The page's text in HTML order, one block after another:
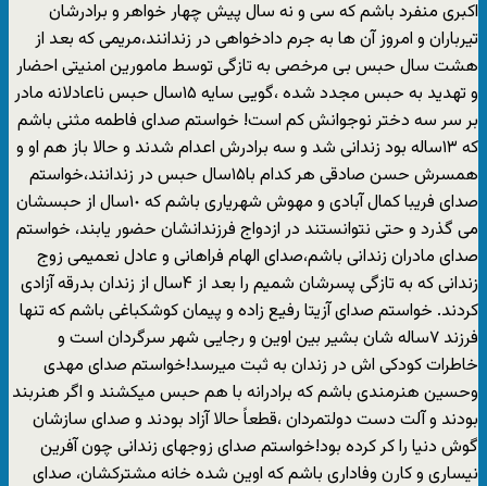
اکبری منفرد باشم که سی و نه سال پیش چهار خواهر و برادرشان
تیرباران و امروز آن ها به جرم دادخواهی در زندانند،مریمی که بعد از
هشت سال حبس بی مرخصی به تازگی توسط مامورین امنیتی احضار
و تهدید به حبس مجدد شده ،گویی سایه ١۵سال حبس ناعادلانه مادر
بر سر سه دختر نوجوانش کم است! خواستم صدای فاطمه مثنی باشم
که ١٣ساله بود زندانی شد و سه برادرش اعدام شدند و حالا باز هم او و
همسرش حسن صادقی هر کدام با١۵سال حبس در زندانند،خواستم
صدای فریبا کمال آبادی و مهوش شهریاری باشم که ١٠سال از حبسشان
مى گذرد و حتی نتوانستند در ازدواج فرزندانشان حضور یابند، خواستم
صدای مادران زندانی باشم،صدای الهام فراهانی و عادل نعمیمى زوج
زندانی که به تازگی پسرشان شمیم را بعد از ۴سال از زندان بدرقه آزادی
کردند. خواستم صدای آزیتا رفیع زاده و پیمان کوشکباغی باشم که تنها
فرزند ٧ساله شان بشیر بین اوین و رجایی شهر سرگردان است و
خاطرات کودکی اش در زندان به ثبت میرسد!خواستم صدای مهدی
وحسین هنرمندی باشم که برادرانه با هم حبس میکشند و اگر هنربند
بودند و آلت دست دولتمردان ،قطعاً حالا آزاد بودند و صدای سازشان
گوش دنیا را کر کرده بود!خواستم صدای زوجهای زندانی چون آفرین
نیساری و کارن وفاداری باشم که اوین شده خانه مشترکشان، صدای